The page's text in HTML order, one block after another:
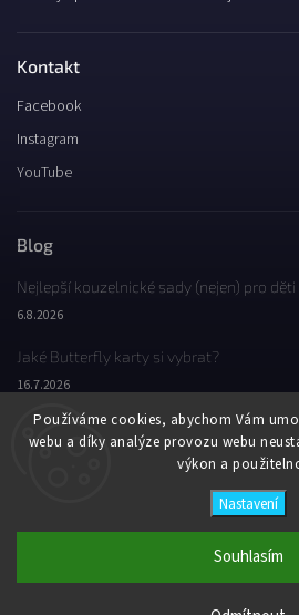
Používáme cookies, abychom Vám
webu a díky analýze provozu webu
výkon a
Nastavení
Souhlasím
Kontakt
Facebook
Instagram
YouTube
Blog
Nejlepší kouzelnické sady (nejen) pro děti
6.8.2026
Jaké Butterfly karty si vybrat?
16.7.2026
Jaký byl Butterfly Wondercon 2025?
Copyright 2026Butterfly Wonderland.
Shoptet | Design